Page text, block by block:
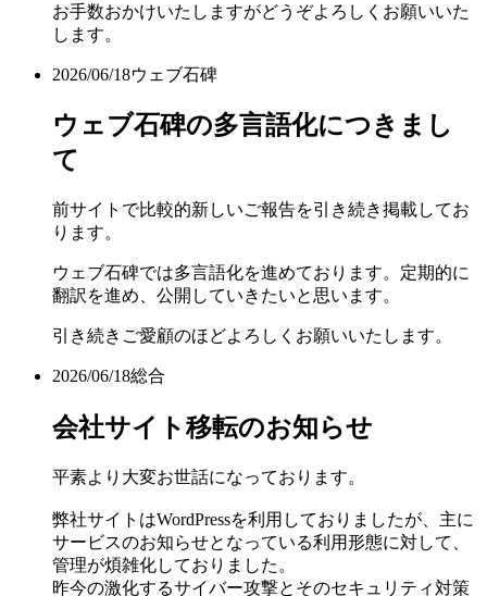
お手数おかけいたしますがどうぞよろしくお願いいた
します。
2026/06/18ウェブ石碑
ウェブ石碑の多言語化につきまし
て
前サイトで比較的新しいご報告を引き続き掲載してお
ります。
ウェブ石碑では多言語化を進めております。定期的に
翻訳を進め、公開していきたいと思います。
引き続きご愛顧のほどよろしくお願いいたします。
2026/06/18総合
会社サイト移転のお知らせ
平素より大変お世話になっております。
弊社サイトはWordPressを利用しておりましたが、主に
サービスのお知らせとなっている利用形態に対して、
管理が煩雑化しておりました。
昨今の激化するサイバー攻撃とそのセキュリティ対策